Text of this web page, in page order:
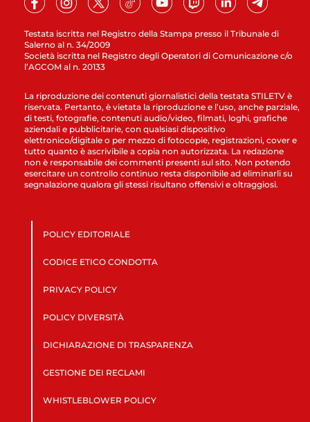
Testata iscritta nel Registro della Stampa presso il Tribunale di
Salerno al n. 34/2009
Società iscritta nel Registro degli Operatori di Comunicazione c/o
l’AGCOM al n. 20133
La riproduzione dei contenuti giornalistici della testata STILETV è
riservata. Pertanto, è vietata la riproduzione e l’uso, anche parziale,
di testi, fotografie, contenuti audio/video, filmati, loghi, grafiche
aziendali e pubblicitarie, con qualsiasi dispositivo
elettronico/digitale o per mezzo di fotocopie, registrazioni, cover e
tutto quanto è ascrivibile a copia non autorizzata. La redazione
non è responsabile dei commenti presenti sul sito. Non potendo
esercitare un controllo continuo resta disponibile ad eliminarli su
segnalazione qualora gli stessi risultano offensivi e oltraggiosi.
POLICY EDITORIALE
CODICE ETICO CONDOTTA
PRIVACY POLICY
POLICY DIVERSITÀ
DICHIARAZIONE DI TRASPARENZA
GESTIONE DEI RECLAMI
WHISTLEBLOWER POLICY